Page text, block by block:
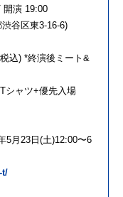
開演 19:00
谷区東3-16-6)
込) *終演後ミート&
シャツ+優先入場
5月23日(土)12:00〜6
t/